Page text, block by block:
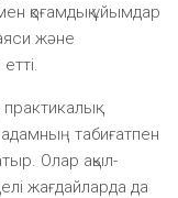
қоғамдық ұйымдар
және
табиғатпен
Олар ақыл-
жағдайларда да